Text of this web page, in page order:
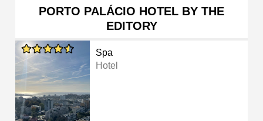
PORTO PALÁCIO HOTEL BY THE
EDITORY
Spa
Hotel